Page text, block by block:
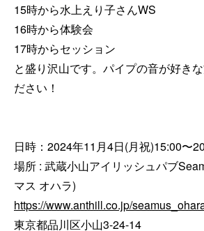
15時から水上えり子さんWS
16時から体験会
17時からセッション
と盛り沢山です。パイプの音が好き
ださい！
日時：2024年11月4日(月祝)15:00〜
場所 : 武蔵小山アイリッシュパブ
https://www.anthill.co.jp/
東京都品川区小山3-24-14